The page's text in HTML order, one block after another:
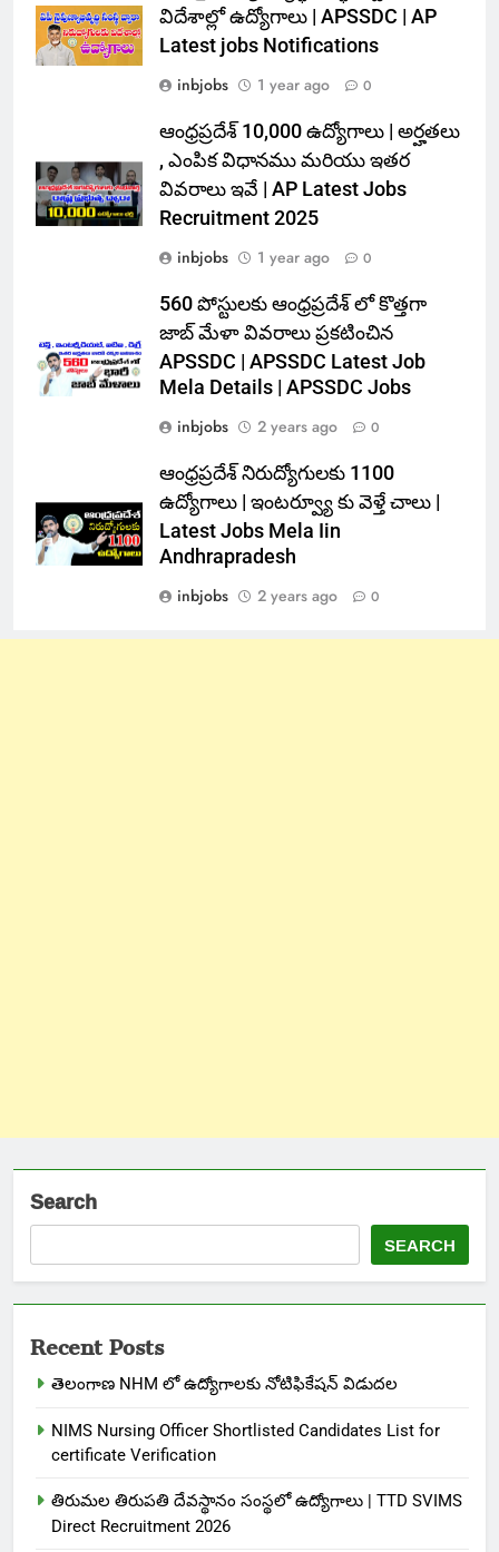
విదేశాల్లో ఉద్యోగాలు | APSSDC | AP
Latest jobs Notifications
inbjobs
1 year ago 0
ఆంధ్రప్రదేశ్ 10,000 ఉద్యోగాలు | అర్హతలు
, ఎంపిక విధానము మరియు ఇతర
వివరాలు ఇవే | AP Latest Jobs
Recruitment 2025
inbjobs
1 year ago 0
560 పోస్టులకు ఆంధ్రప్రదేశ్ లో కొత్తగా
జాబ్ మేళా వివరాలు ప్రకటించిన
APSSDC | APSSDC Latest Job
Mela Details | APSSDC Jobs
inbjobs
2 years ago 0
ఆంధ్రప్రదేశ్ నిరుద్యోగులకు 1100
ఉద్యోగాలు | ఇంటర్వ్యూ కు వెళ్తే చాలు |
Latest Jobs Mela Iin
Andhrapradesh
inbjobs
2 years ago 0
Search
SEARCH
Recent Posts
తెలంగాణ NHM లో ఉద్యోగాలకు నోటిఫికేషన్ విడుదల
NIMS Nursing Officer Shortlisted Candidates List for
certificate Verification
తిరుమల తిరుపతి దేవస్థానం సంస్థలో ఉద్యోగాలు | TTD SVIMS
Direct Recruitment 2026